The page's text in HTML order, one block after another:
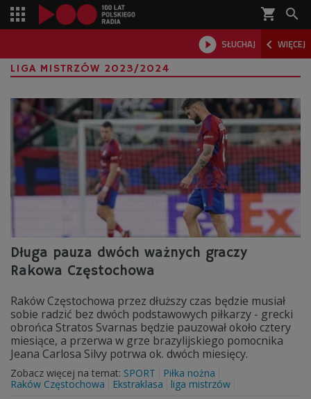
shopping_cart 
 SŁUCHAJ  WIĘCEJ

LIGA MISTRZÓW 2023/2024
Długa pauza dwóch ważnych graczy
Rakowa Częstochowa
Raków Częstochowa przez dłuższy czas będzie musiał
sobie radzić bez dwóch podstawowych piłkarzy - grecki
obrońca Stratos Svarnas będzie pauzował około cztery
miesiące, a przerwa w grze brazylijskiego pomocnika
Jeana Carlosa Silvy potrwa ok. dwóch miesięcy.
Zobacz więcej na temat: SPORT
Piłka nożna
Raków Częstochowa
Ekstraklasa liga mistrzów